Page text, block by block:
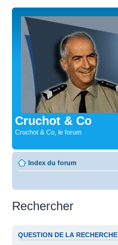
Cruchot & Co
Cruchot & Co, le forum
Index du forum
Rechercher
QUESTION DE LA RECHERCHE